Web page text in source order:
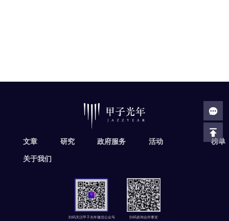
文章 研究 政府服务 活动 榜单
关于我们
扫码关注甲子光年微信公众号 扫码咨询合作事宜